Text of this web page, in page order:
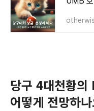
당구 4대천황의
어떻게 전망하